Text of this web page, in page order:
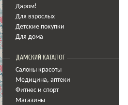
Даром!
Для взрослых
Детские покупки
Для дома
ДАМСКИЙ КАТАЛОГ
Салоны красоты
Медицина, аптеки
Фитнес и спорт
Магазины